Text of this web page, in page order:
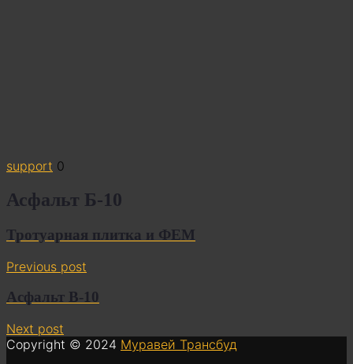
support 0
Асфальт Б-10
Тротуарная плитка и ФЕМ
Previous post
Асфальт В-10
Next post
Copyright © 2024 Муравей Трансбуд